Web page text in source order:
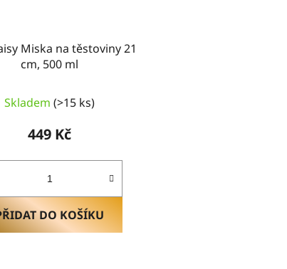
Miska na těstoviny 21
cm, 500 ml
Skladem(>15 ks)
449 Kč
DO KOŠÍKU